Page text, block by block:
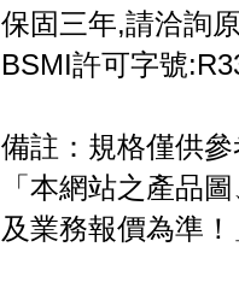
保固三年,請洽詢
BSMI許可字號
備註：規格僅供
「本網站之產品
及業務報價為準